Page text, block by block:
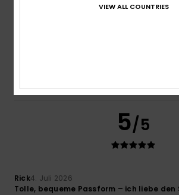
5/5
Rick4. Juli 2026
Tolle, bequeme Passform – ich liebe den
VIEW ALL COUNTRIES